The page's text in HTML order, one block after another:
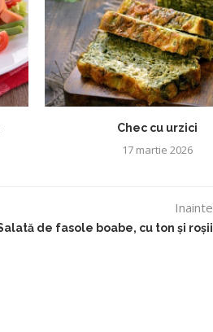
Chec cu urzici
17 martie 2026
Inainte
de fasole boabe, cu ton și roșii